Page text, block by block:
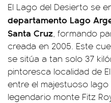
El Lago del Desierto se
departamento Lago
Santa Cruz, formando
creada en 2005. Este
se sitúa a tan solo 37
pintoresca localidad de
entre el majestuoso
legendario monte Fitz